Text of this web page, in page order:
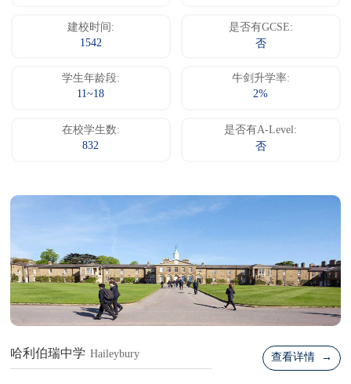
建校时间:
1542
是否有GCSE:
否
学生年龄段:
11~18
牛剑升学率:
2%
在校学生数:
832
是否有A-Level:
否
哈利伯瑞中学 Haileybury 查看详情 →